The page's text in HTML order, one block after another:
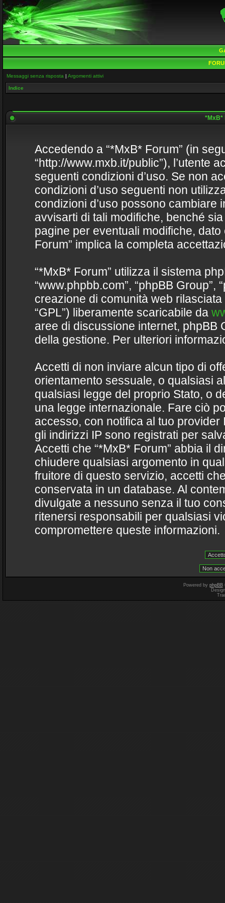
Messaggi senza risposta | Argomenti attivi
Indice
*MxB*
Accedendo a “*MxB* Forum” (in
“http://www.mxb.it/public”), l’utente
seguenti condizioni d’uso. Se non
condizioni d’uso seguenti non
condizioni d’uso possono
avvisarti di tali modifiche, benché
pagine per eventuali modifiche,
Forum” implica la completa
“*MxB* Forum” utilizza il sistema
“www.phpbb.com”, “phpBB Group”,
creazione di comunità web rilasciata
“GPL”) liberamente scaricabile da
aree di discussione internet, phpBB
della gestione. Per ulteriori
Accetti di non inviare alcun tipo di
orientamento sessuale, o qualsiasi
qualsiasi legge del proprio Stato, o
una legge internazionale. Fare ciò
accesso, con notifica al tuo
gli indirizzi IP sono registrati per
Accetti che “*MxB* Forum” abbia il
chiudere qualsiasi argomento in
fruitore di questo servizio, accetti
conservata in un database. Al
divulgate a nessuno senza il tuo
ritenersi responsabili per qualsiasi
compromettere queste informazioni.
Powered by phpBB